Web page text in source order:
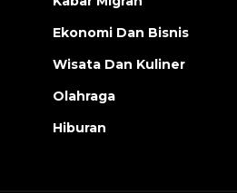
Ekonomi Dan Bisnis
Wisata Dan Kuliner
Olahraga
Hiburan